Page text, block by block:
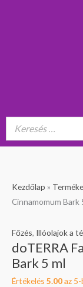
Kezdőlap »
Cinnamomum Bark
Főzés, Illóolajok a
doTERRA
Bark 5 ml
Értékelés 5.00az 5-
doTERRA
Fahéj
Cinnamomum
Bark
5
ml